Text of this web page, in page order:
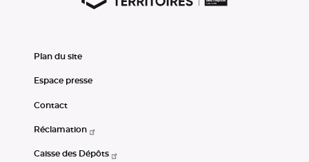
Plan du site
Espace presse
Contact
Réclamation
Caisse des Dépôts